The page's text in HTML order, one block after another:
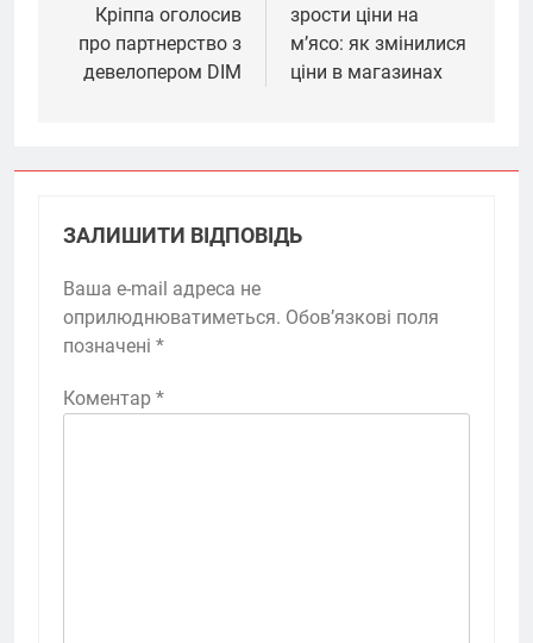
Кріппа оголосив
про партнерство з
девелопером DIM
зрости ціни на
м’ясо: як змінилися
ціни в магазинах
ЗАЛИШИТИ ВІДПОВІДЬ
Ваша e-mail адреса не
оприлюднюватиметься. Обов’язкові поля
позначені *
Коментар *